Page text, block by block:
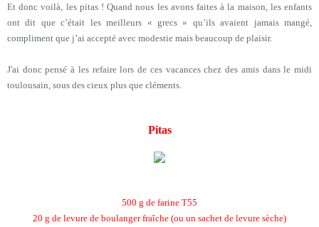
Et donc voilà, les pitas ! Quand nous les avons faites à la maison, les enfants
ont dit que c’était les meilleurs « grecs » qu’ils avaient jamais mangé,
compliment que j’ai accepté avec modestie mais beaucoup de plaisir.
J'ai donc pensé à les refaire lors de ces vacances chez des amis dans le midi
toulousain, sous des cieux plus que cléments.
Pitas
500 g de farine T55
20 g de levure de boulanger fraîche (ou un sachet de levure sèche)